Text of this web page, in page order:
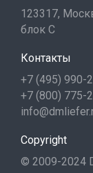
123317,
блок С
Контакты
+7 (495) 990-
+7 (800) 775-
Copyright
© 2009-2024